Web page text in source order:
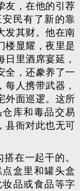
友，在他的引荐
民有了新的靠
发其财。他在南
楼显耀，夜里是
里酒席宴延，
全，还豢养了一
人携带武器，
外面巡逻。这所
库和毒品交易
县衙对此也无可
在一起干的。
盒里和罐头盒
品或食品等字